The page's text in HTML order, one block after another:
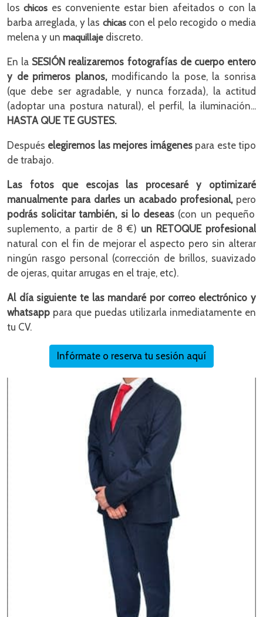
loschicos es conveniente estar bien afeitados o con la
barba arreglada, y las chicascon el pelo recogido o media
melena y un maquillaje discreto.
En la SESIÓN realizaremos fotografías de cuerpo entero
y de primeros planos,modificando la pose, la sonrisa
(que debe ser agradable, y nunca forzada), la actitud
(adoptar una postura natural), el perfil, la iluminación...
HASTA QUE TE GUSTES.
Después elegiremos las mejores imágenespara este tipo
de trabajo.
Las fotos que escojas las procesaré y optimizaré
manualmente para darles un acabado profesional, pero
podrás solicitar también, si lo deseas (con un pequeño
suplemento, a partir de 8 €) un RETOQUE profesional
natural con el fin de mejorar el aspecto pero sin alterar
ningún rasgo personal (corrección de brillos, suavizado
de ojeras, quitar arrugas en el traje, etc).
Al día siguiente te las mandaré por correo electrónico y
whatsapp para que puedas utilizarla inmediatamente en
tu CV.
Infórmate o reserva tu sesión aquí